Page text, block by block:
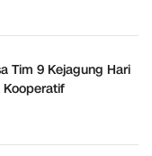
Tim 9 Kejagung Hari
Kooperatif